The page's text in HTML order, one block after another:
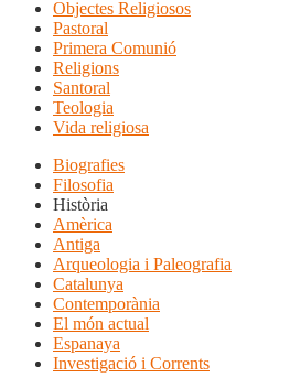
Objectes Religiosos
Pastoral
Primera Comunió
Religions
Santoral
Teologia
Vida religiosa
Biografies
Filosofia
Història
Amèrica
Antiga
Arqueologia i Paleografia
Catalunya
Contemporània
El món actual
Espanaya
Investigació i Corrents